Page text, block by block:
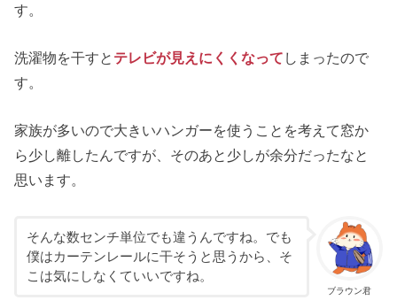
す。
洗濯物を干すと テレビが見えにくくなって しまったので
す。
家族が多いので大きいハンガーを使うことを考えて窓か
ら少し離したんですが、そのあと少しが余分だったなと
思います。
ブラウン君
そんな数センチ単位でも違うんですね。でも
僕はカーテンレールに干そうと思うから、そ
こは気にしなくていいですね。